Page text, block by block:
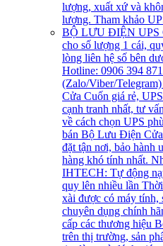
lượng, xuất xứ và
lượng. Tham khảo
BỘ LƯU ĐIỆN UPS
cho số lượng 1 cái,
lòng liên hệ số bên
Hotline: 0906 394
(Zalo/Viber/
Cửa Cuốn giá rẻ,
cạnh tranh nhất, tư
về cách chọn UPS
bán Bộ Lưu Điện
đặt tận nơi, bảo hành
hàng khó tính nhất.
IHTECH: Tự động
quy lên nhiều lần
xài được có máy
chuyên dụng chính
cấp các thương hiệu
trên thị trường, sản